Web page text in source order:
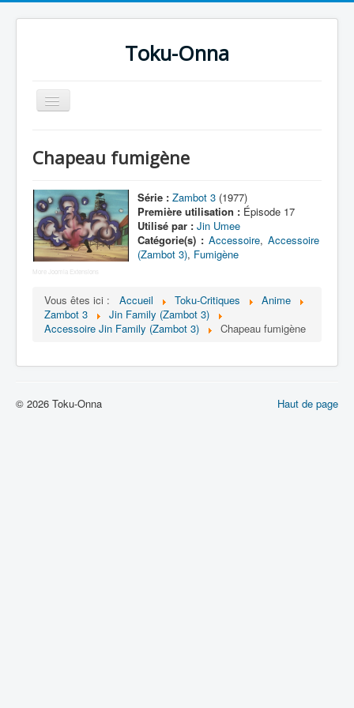
Toku-Onna
Basculer
la
Toku-Actrices
Toku-Critiques
Séries
Films
COSAA
Dessins
Artiste Asperger
ザンボット 3) = Surhomme
Chapeau fumigène
Série : Zambot 3 (1977)
Première utilisation : Épisode 17
Utilisé par : Jin Umee
Catégorie(s) : Accessoire,Accessoire
(Zambot 3), Fumigène
More Joomla Extensions
Vous êtes ici : Accueil Toku-Critiques
Anime
Zambot 3
Jin Family (Zambot 3)
Accessoire Jin Family (Zambot 3)
Chapeau fumigène
Haut de page
© 2026 Toku-Onna